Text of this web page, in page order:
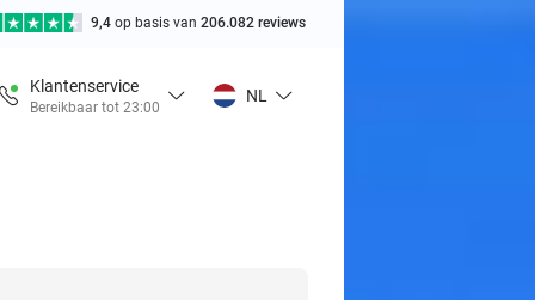
9,4 op basis van 206.082 reviews
Klantenservice
Bereikbaar tot 23:00
NL